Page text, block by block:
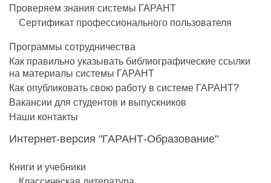
Проверяем знания системы ГАРАНТ
Сертификат профессионального пользователя
Программы сотрудничества
Как правильно указывать библиографические ссылки
на материалы системы ГАРАНТ
Как опубликовать свою работу в системе ГАРАНТ?
Вакансии для студентов и выпускников
Наши контакты
Интернет-версия "ГАРАНТ-Образование"
Книги и учебники